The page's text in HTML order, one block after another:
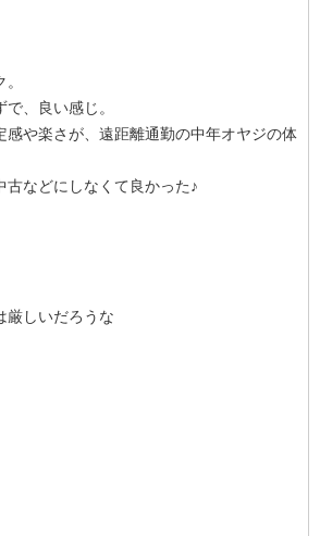
、良い感じ。
感や楽さが、遠距離通勤の中年オヤジの体
古などにしなくて良かった♪
厳しいだろうな